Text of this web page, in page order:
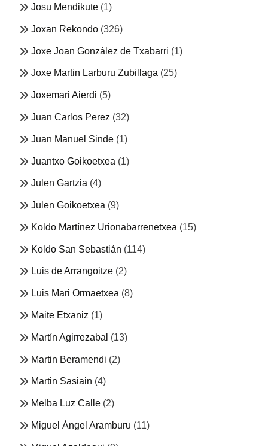
Josu Mendikute (1)
Joxan Rekondo (326)
Joxe Joan González de Txabarri (1)
Joxe Martin Larburu Zubillaga (25)
Joxemari Aierdi (5)
Juan Carlos Perez (32)
Juan Manuel Sinde (1)
Juantxo Goikoetxea (1)
Julen Gartzia (4)
Julen Goikoetxea (9)
Koldo Martínez Urionabarrenetxea (15)
Koldo San Sebastián (114)
Luis de Arrangoitze (2)
Luis Mari Ormaetxea (8)
Maite Etxaniz (1)
Martín Agirrezabal (13)
Martin Beramendi (2)
Martin Sasiain (4)
Melba Luz Calle (2)
Miguel Ángel Aramburu (11)